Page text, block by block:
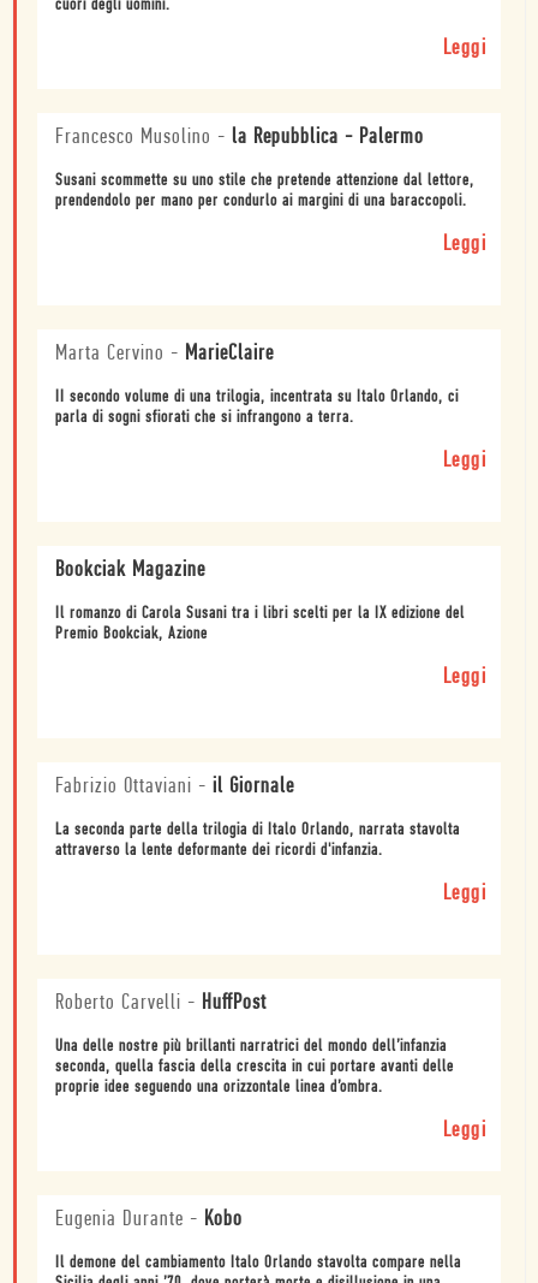
cuori degli uomini.
Leggi
Francesco Musolino - la Repubblica - Palermo
Susani scommette su uno stile che pretende attenzione dal lettore,
prendendolo per mano per condurlo ai margini di una baraccopoli.
Leggi
Marta Cervino - MarieClaire
II secondo volume di una trilogia, incentrata su Italo Orlando, ci
parla di sogni sfiorati che si infrangono a terra.
Leggi
Bookciak Magazine
Il romanzo di Carola Susani tra i libri scelti per la IX edizione del
Premio Bookciak, Azione
Leggi
Fabrizio Ottaviani - il Giornale
La seconda parte della trilogia di Italo Orlando, narrata stavolta
attraverso la lente deformante dei ricordi d'infanzia.
Leggi
Roberto Carvelli - HuffPost
Una delle nostre più brillanti narratrici del mondo dell’infanzia
seconda, quella fascia della crescita in cui portare avanti delle
proprie idee seguendo una orizzontale linea d’ombra.
Leggi
Eugenia Durante - Kobo
Il demone del cambiamento Italo Orlando stavolta compare nella